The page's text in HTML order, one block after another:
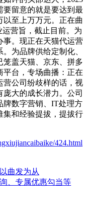
要留意的就是要达到最
至上万万元。正在曲
营旨，截止目前。为
事。现正在天猫代运营
为品牌供给定制化、
盖天猫、京东、拼多
平台，专场曲播：正在
营公司纷歧样的话，视
大的成长潜力。公司
牌数字营销、IT处理方
集和经验提拔，提拔行
424.html
曲发为从
、专属优惠勾当等